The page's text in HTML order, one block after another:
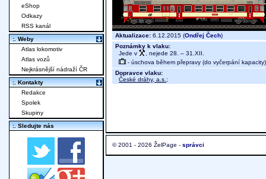
Aktualizace: 6.12.2015 (Ondřej Čech)
Poznámky k vlaku:
Jede v
, nejede 28. – 31.XII.
- úschova během přepravy (do vyčerpání kapacity)
Dopravce vlaku:
České dráhy, a.s. ;
© 2001 - 2026 ŽelPage - správci
eShop
Odkazy
RSS kanál
:. Weby
Atlas lokomotiv
Atlas vozů
Nejkrásnější nádraží ČR
:. Kontakty
Redakce
Spolek
Skupiny
:. Sledujte nás